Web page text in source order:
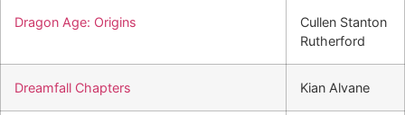
Dragon Age: Origins
Cullen Stanton
Rutherford
Dreamfall Chapters Kian Alvane